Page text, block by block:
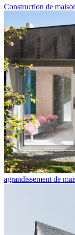
Construction de
agrandissement de